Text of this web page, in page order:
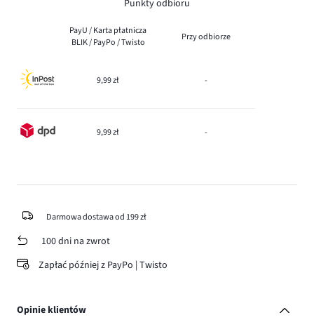
Punkty odbioru
PayU / Karta płatnicza
BLIK / PayPo / Twisto
Przy odbiorze
9,99 zł -
9,99 zł -
Darmowa dostawa od 199 zł
100 dni na zwrot
Zapłać później z PayPo | Twisto
Opinie klientów